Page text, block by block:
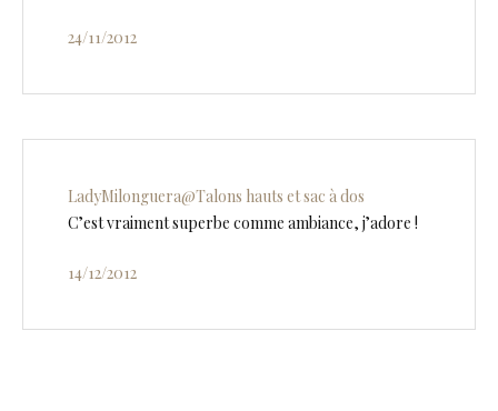
24/11/2012
LadyMilonguera@Talons hauts et sac à dos
C’est vraiment superbe comme ambiance, j’adore !
14/12/2012